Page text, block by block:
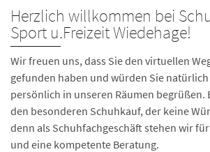
Herzlich willkommen bei
Sport u.Freizeit Wiedehage!
Wir freuen uns, dass Sie den virtuellen
gefunden haben und würden Sie
persönlich in unseren Räumen begrüßen.
den besonderen Schuhkauf, der keine
denn als Schuhfachgeschäft stehen wir
und eine kompetente Beratung.